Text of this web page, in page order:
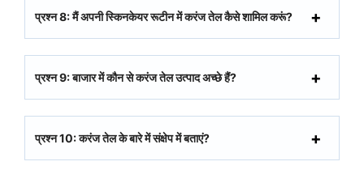
प्रश्न 8: मैं अपनी स्किनकेयर रूटीन में करंज तेल कैसे शामिल करूं?
प्रश्न 9: बाजार में कौन से करंज तेल उत्पाद अच्छे हैं?
प्रश्न 10: करंज तेल के बारे में संक्षेप में बताएं?